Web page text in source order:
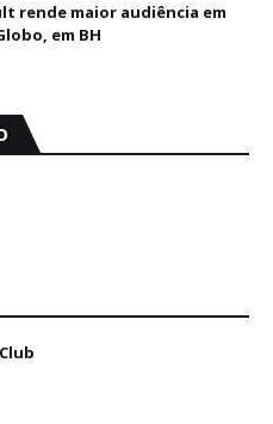
rende maior audiência em
em BH